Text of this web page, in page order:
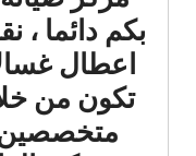
بكم دائما ،
اعطال
تكون من
متخصصين